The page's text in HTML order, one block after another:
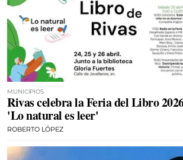
MUNICIPIOS
Rivas celebra la Feria del Libro
'Lo natural es leer'
ROBERTO LÓPEZ